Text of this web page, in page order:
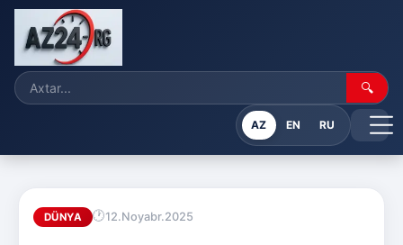
🔍
AZ EN RU
DÜNYA 12.Noyabr.2025